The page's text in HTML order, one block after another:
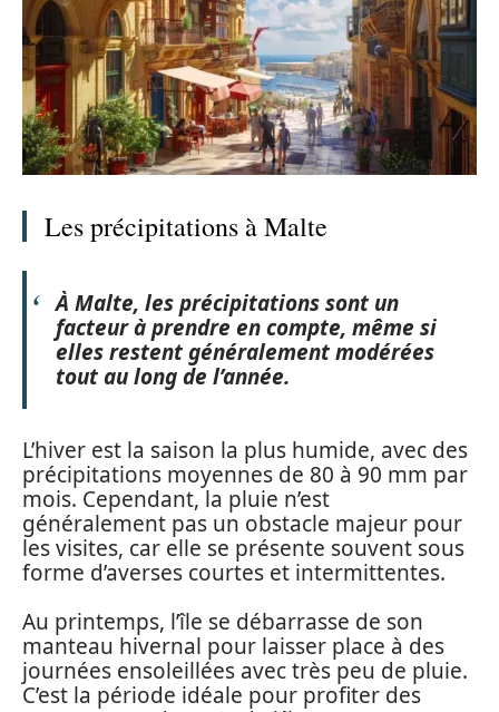
Les précipitations à Malte
À Malte, lesprécipitationssont un
facteur à prendre en compte, même si
elles restent généralement modérées
tout au long de l’année.
L’hiver est la saison la plus humide, avec des
précipitations moyennes de 80 à 90 mm par
mois. Cependant, la pluie n’est
généralement pas un obstacle majeur pour
les visites, car elle se présente souvent sous
forme d’averses courtes et intermittentes.
Au printemps, l’île se débarrasse de son
manteau hivernal pour laisser place à des
journées ensoleillées avec très peu de pluie.
C’est la période idéale pour profiter des